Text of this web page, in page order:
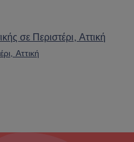
σε Περιστέρι, Αττική
Αττική